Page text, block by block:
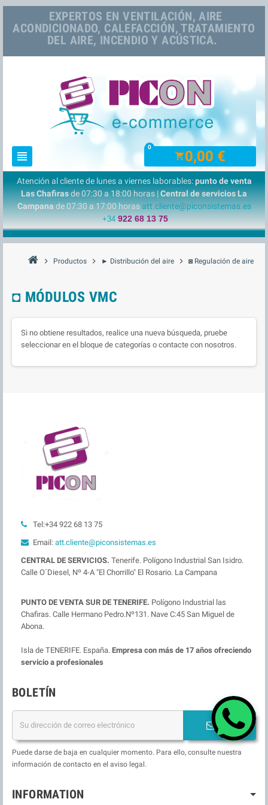
EXPERTOS EN VENTILACIÓN, AIRE
ACONDICIONADO, CALEFACCIÓN, TRATAMIENTO
DEL AIRE, INCENDIO Y ACÚSTICA.
view_headline shopping_cart0,00 €
0
Atención al cliente de lunes a viernes laborables:punto de venta
Las Chafirasde 07:30 a 18:00 horas |Central de servicios La
Campanade 07:30 a 17:00 horasatt.cliente@piconsistemas.es
+34 922 68 13 75
chevron_right Productos chevron_right ► Distribución del aire chevron_right ◙ Regulación de aire
◘ MÓDULOS VMC
Si no obtiene resultados, realice una nueva búsqueda, pruebe
seleccionar en el bloque de categorías o contacte con nosotros.
Tel:+34 922 68 13 75
Email: att.cliente@piconsistemas.es
CENTRAL DE SERVICIOS. Tenerife. Polígono Industrial San Isidro.
Calle O´Diesel, Nº 4-A "El Chorrillo" El Rosario. La Campana
PUNTO DE VENTA SUR DE TENERIFE. Polígono Industrial las
Chafiras. Calle Hermano Pedro.Nº131. Nave C:45 San Miguel de
Abona.
Isla de TENERIFE. España. Empresa con más de 17 años ofreciendo
servicio a profesionales
BOLETÍN
OK
Puede darse de baja en cualquier momento. Para ello, consulte nuestra
información de contacto en el aviso legal.
INFORMATION